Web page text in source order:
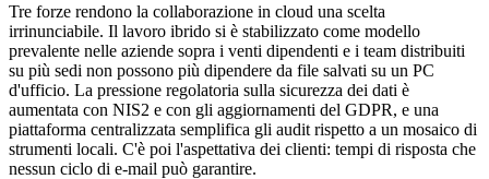
Tre forze rendono la collaborazione in cloud una scelta
irrinunciabile. Il lavoro ibrido si è stabilizzato come modello
prevalente nelle aziende sopra i venti dipendenti e i team distribuiti
su più sedi non possono più dipendere da file salvati su un PC
d'ufficio. La pressione regolatoria sulla sicurezza dei dati è
aumentata con NIS2 e con gli aggiornamenti del GDPR, e una
piattaforma centralizzata semplifica gli audit rispetto a un mosaico di
strumenti locali. C'è poi l'aspettativa dei clienti: tempi di risposta che
nessun ciclo di e-mail può garantire.